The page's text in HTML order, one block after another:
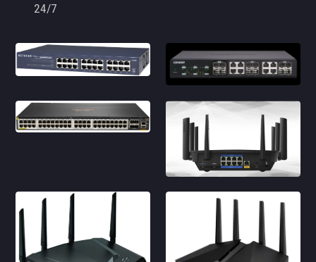
24/7